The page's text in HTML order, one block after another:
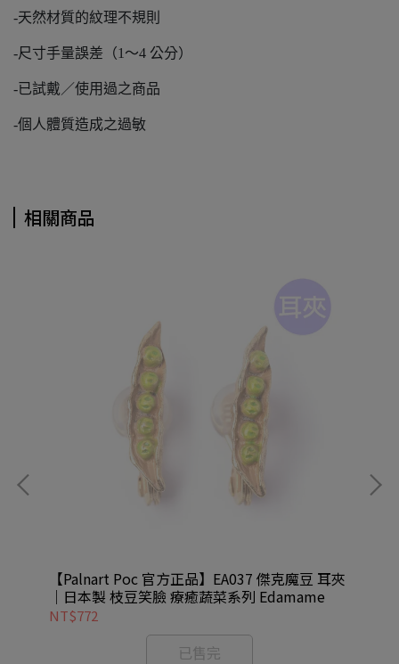
-天然材質的紋理不規則
-尺寸手量誤差（1～4 公分）
-已試戴／使用過之商品
-個人體質造成之過敏
相關商品
【Palnart Poc 官方正品】EA037 傑克魔豆 耳夾
｜日本製 枝豆笑臉 療癒蔬菜系列 Edamame
NT$772
已售完